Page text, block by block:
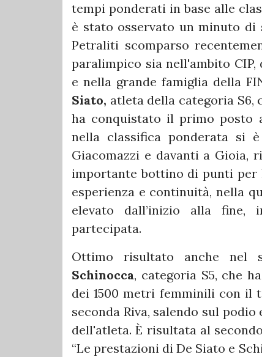
tempi ponderati in base alle
è stato osservato un minuto
Petraliti scomparso
paralimpico sia nell'ambito
e nella grande famiglia della
Siato, atleta della categoria S6,
ha conquistato il primo posto
nella classifica ponderata si
Giacomazzi e davanti a Gioia,
importante bottino di punti per
esperienza e continuità, nella
elevato dall’inizio alla fine,
partecipata.
Ottimo risultato anche nel
Schinocca, categoria S5, che
dei 1500 metri femminili con il
seconda Riva, salendo sul
dell'atleta. È risultata al
“Le prestazioni di De Siato e